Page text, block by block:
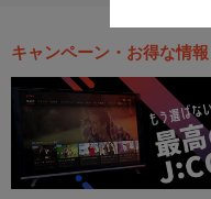
キャンペーン・お得な情報